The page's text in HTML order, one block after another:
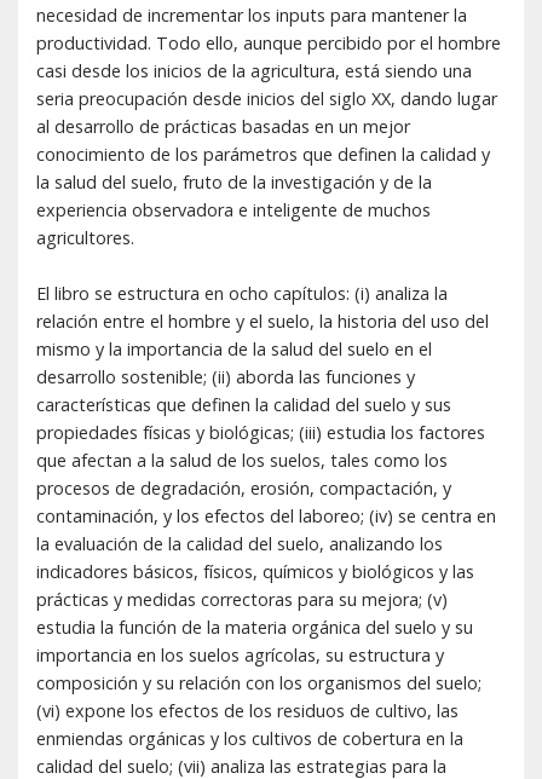
necesidad de incrementar los inputs para mantener la
productividad. Todo ello, aunque percibido por el hombre
casi desde los inicios de la agricultura, está siendo una
seria preocupación desde inicios del siglo XX, dando lugar
al desarrollo de prácticas basadas en un mejor
conocimiento de los parámetros que definen la calidad y
la salud del suelo, fruto de la investigación y de la
experiencia observadora e inteligente de muchos
agricultores.
El libro se estructura en ocho capítulos: (i) analiza la
relación entre el hombre y el suelo, la historia del uso del
mismo y la importancia de la salud del suelo en el
desarrollo sostenible; (ii) aborda las funciones y
características que definen la calidad del suelo y sus
propiedades físicas y biológicas; (iii) estudia los factores
que afectan a la salud de los suelos, tales como los
procesos de degradación, erosión, compactación, y
contaminación, y los efectos del laboreo; (iv) se centra en
la evaluación de la calidad del suelo, analizando los
indicadores básicos, físicos, químicos y biológicos y las
prácticas y medidas correctoras para su mejora; (v)
estudia la función de la materia orgánica del suelo y su
importancia en los suelos agrícolas, su estructura y
composición y su relación con los organismos del suelo;
(vi) expone los efectos de los residuos de cultivo, las
enmiendas orgánicas y los cultivos de cobertura en la
calidad del suelo; (vii) analiza las estrategias para la